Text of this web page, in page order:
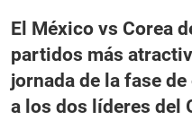
El México vs Corea
partidos más
jornada de la fase
a los dos líderes del